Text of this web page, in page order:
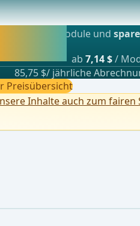
aus der Allgemei
Lernmodule undspare
ab 7,14 $/
85,75 $/ jährliche
Preisübersicht
Inhalte auch zum